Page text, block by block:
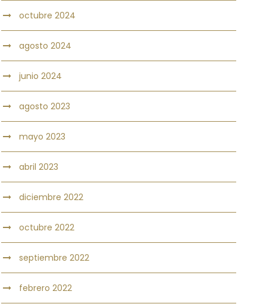
octubre 2024
agosto 2024
junio 2024
agosto 2023
mayo 2023
abril 2023
diciembre 2022
octubre 2022
septiembre 2022
febrero 2022